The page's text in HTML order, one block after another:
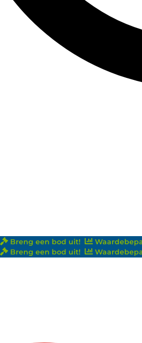
Breng een bod uit!
Breng een bod uit!